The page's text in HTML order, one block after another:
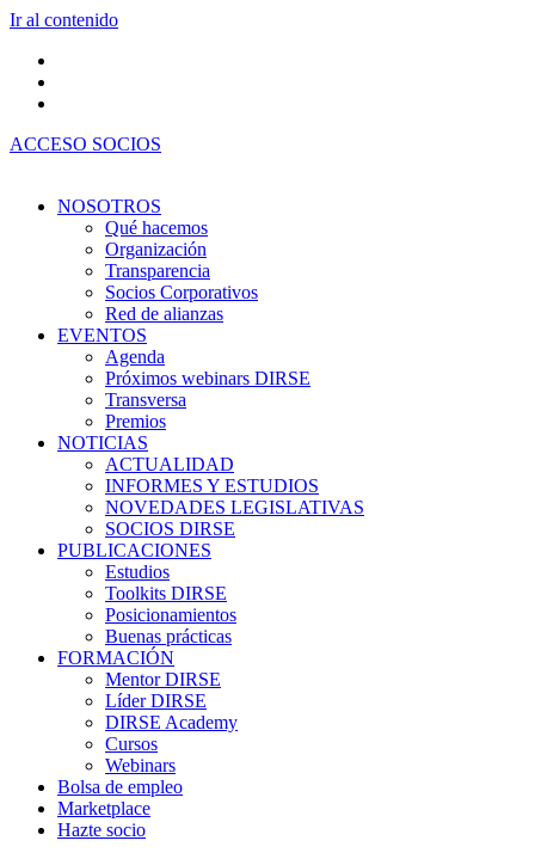
Ir al contenido
ACCESO SOCIOS
NOSOTROS
Qué hacemos
Organización
Transparencia
Socios Corporativos
Red de alianzas
EVENTOS
Agenda
Próximos webinars DIRSE
Transversa
Premios
NOTICIAS
ACTUALIDAD
INFORMES Y ESTUDIOS
NOVEDADES LEGISLATIVAS
SOCIOS DIRSE
PUBLICACIONES
Estudios
Toolkits DIRSE
Posicionamientos
Buenas prácticas
FORMACIÓN
Mentor DIRSE
Líder DIRSE
DIRSE Academy
Cursos
Webinars
Bolsa de empleo
Marketplace
Hazte socio